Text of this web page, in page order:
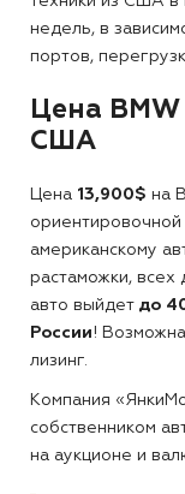
недель, в
портов,
Цена
США
Цена 13,900$ на
ориентировочной
американскому
растаможки, всех
авто выйдет до
России!
лизинг.
Компания
собственником
на аукционе и